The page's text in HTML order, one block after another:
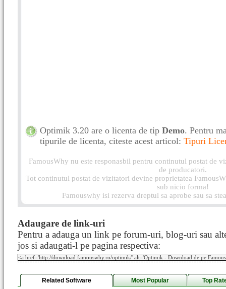
Optimik 3.20 are o licenta de tip Demo. Pentru
tipurile de licenta, citeste acest articol: Tipuri
FamousWhy nu este responasbil pentru continutul postat de
de producatori.
Tot continutul postat de vizitatori devine proprietatea
sub nicio forma!
Famouswhy isi rezerva dreptul sa aprobe sau sa
Adaugare de link-uri
Pentru a adauga un link pe forum-uri, blog-uri sau
jos si adaugati-l pe pagina respectiva:
Related Software Most Popular Top